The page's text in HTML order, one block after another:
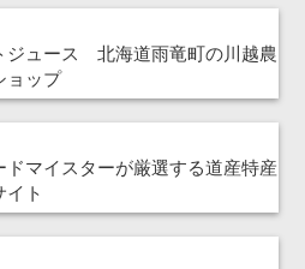
ジュース 北海道雨竜町の川越農
ョップ
ドマイスターが厳選する道産特産
イト